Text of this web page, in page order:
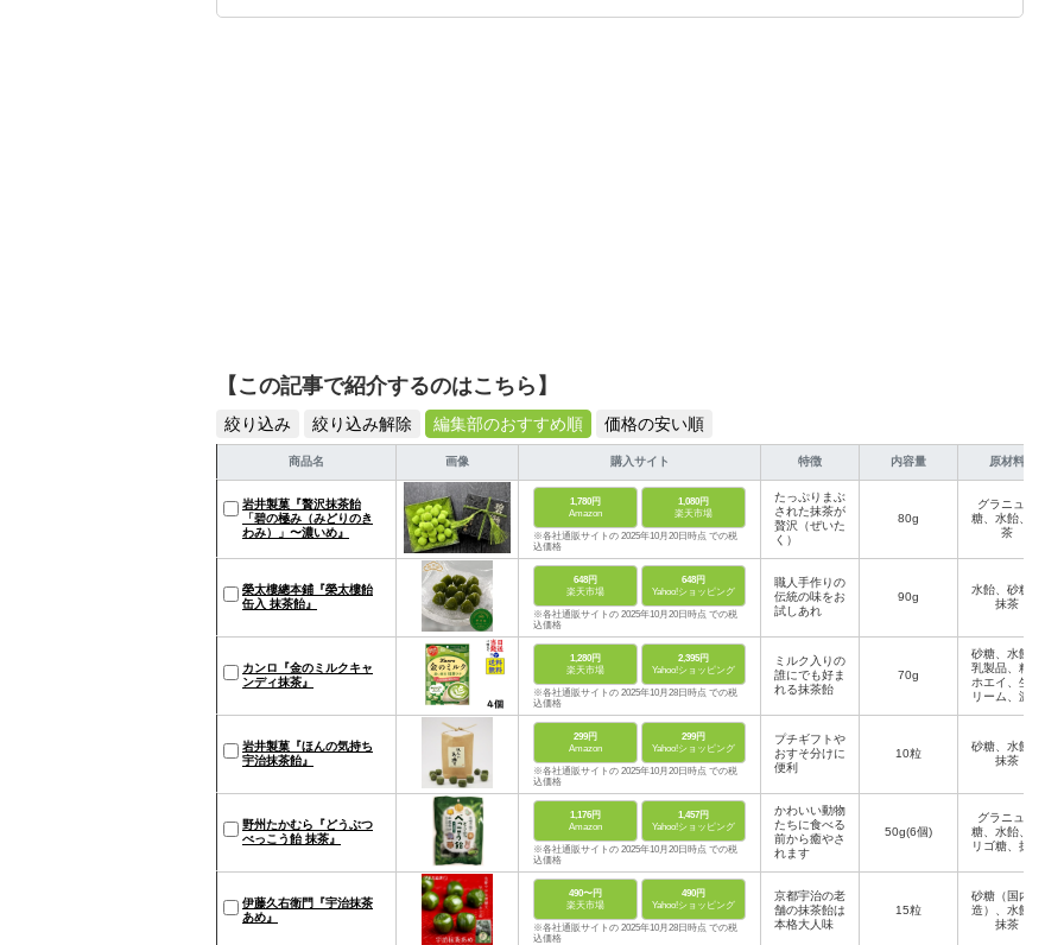
【この記事で紹介するのはこちら】
絞り込み 絞り込み解除 編集部のおすすめ順 価格の安い順
商品名 画像 購入サイト 特徴 内容量 原材料
岩井製菓『贅沢抹茶飴
「碧の極み（みどりのき
わみ）」〜濃いめ』
1,780円
Amazon
1,080円
楽天市場
※各社通販サイトの 2025年10月20日時点 での税
込価格
たっぷりまぶ
された抹茶が
贅沢（ぜいた
く）
80g
グラニュー
糖、水飴、抹
茶
榮太樓總本鋪『榮太樓飴
缶入 抹茶飴』
648円
楽天市場
648円
Yahoo!ショッピング
※各社通販サイトの 2025年10月20日時点 での税
込価格
職人手作りの
伝統の味をお
試しあれ
90g
水飴、砂糖、
抹茶
カンロ『金のミルクキャ
ンディ抹茶』
1,280円
楽天市場
2,395円
Yahoo!ショッピング
※各社通販サイトの 2025年10月28日時点 での税
込価格
ミルク入りの
誰にでも好ま
れる抹茶飴
70g
砂糖、水飴、
乳製品、粉末
ホエイ、生ク
リーム、濃縮
パウダー加工
品、抹茶 な
ど
岩井製菓『ほんの気持ち
宇治抹茶飴』
299円
Amazon
299円
Yahoo!ショッピング
※各社通販サイトの 2025年10月20日時点 での税
込価格
プチギフトや
おすそ分けに
便利
10粒
砂糖、水飴、
抹茶
野州たかむら『どうぶつ
べっこう飴 抹茶』
1,176円
Amazon
1,457円
Yahoo!ショッピング
※各社通販サイトの 2025年10月20日時点 での税
込価格
かわいい動物
たちに食べる
前から癒やさ
れます
50g(6個)
グラニュー
糖、水飴、オ
リゴ糖、抹茶
伊藤久右衛門『宇治抹茶
あめ』
490〜円
楽天市場
490円
Yahoo!ショッピング
※各社通販サイトの 2025年10月28日時点 での税
込価格
京都宇治の老
舗の抹茶飴は
本格大人味
15粒
砂糖（国内製
造）、水飴、
抹茶